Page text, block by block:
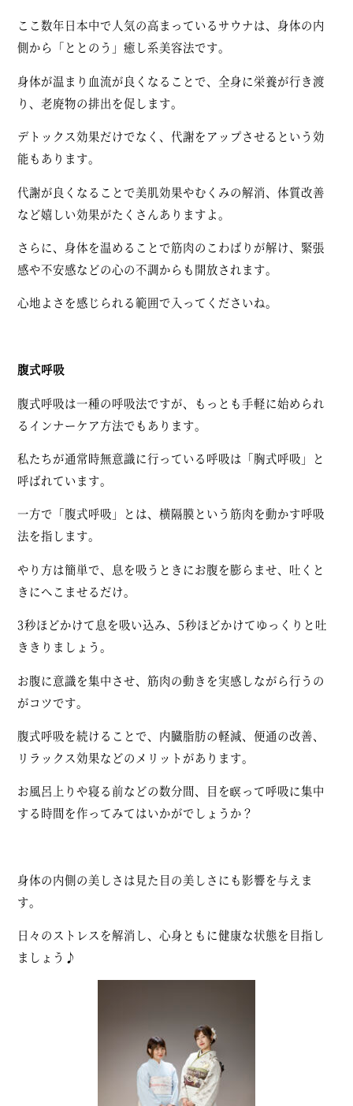
ここ数年日本中で人気の高まっているサウナは、身体の内
側から「ととのう」癒し系美容法です。
身体が温まり血流が良くなることで、全身に栄養が行き渡
り、老廃物の排出を促します。
デトックス効果だけでなく、代謝をアップさせるという効
能もあります。
代謝が良くなることで美肌効果やむくみの解消、体質改善
など嬉しい効果がたくさんありますよ。
さらに、身体を温めることで筋肉のこわばりが解け、緊張
感や不安感などの心の不調からも開放されます。
心地よさを感じられる範囲で入ってくださいね。
腹式呼吸
腹式呼吸は一種の呼吸法ですが、もっとも手軽に始められ
るインナーケア方法でもあります。
私たちが通常時無意識に行っている呼吸は「胸式呼吸」と
呼ばれています。
一方で「腹式呼吸」とは、横隔膜という筋肉を動かす呼吸
法を指します。
やり方は簡単で、息を吸うときにお腹を膨らませ、吐くと
きにへこませるだけ。
3秒ほどかけて息を吸い込み、5秒ほどかけてゆっくりと吐
ききりましょう。
お腹に意識を集中させ、筋肉の動きを実感しながら行うの
がコツです。
腹式呼吸を続けることで、内臓脂肪の軽減、便通の改善、
リラックス効果などのメリットがあります。
お風呂上りや寝る前などの数分間、目を瞑って呼吸に集中
する時間を作ってみてはいかがでしょうか？
身体の内側の美しさは見た目の美しさにも影響を与えま
す。
日々のストレスを解消し、心身ともに健康な状態を目指し
ましょう♪